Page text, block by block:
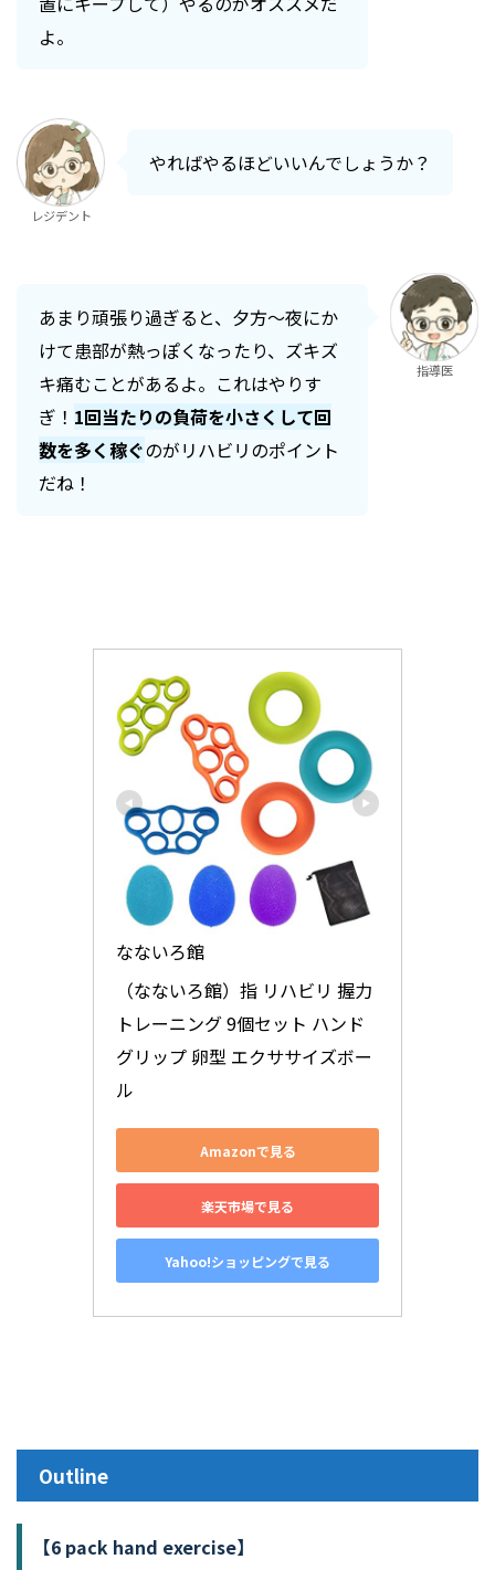
よ。
レジデント
やればやるほどいいんでしょうか？
あまり頑張り過ぎると、夕方〜夜にか
けて患部が熱っぽくなったり、ズキズ
キ痛むことがあるよ。これはやりす
ぎ！ 1回当たりの負荷を小さくして回
数を多く稼ぐのがリハビリのポイント
だね！
指導医
なないろ館
（なないろ館）指 リハビリ 握力
トレーニング 9個セット ハンド
グリップ 卵型 エクササイズボー
ル
Amazonで見る
楽天市場で見る
Yahoo!ショッピングで見る
Outline
【6 pack hand exercise】